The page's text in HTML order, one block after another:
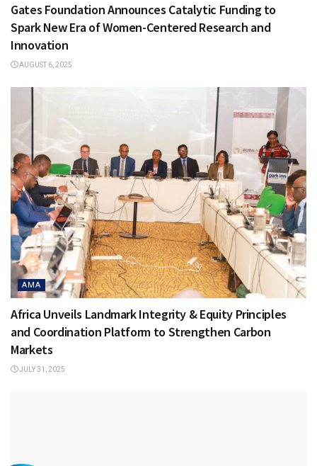
Gates Foundation Announces Catalytic Funding to
Spark New Era of Women-Centered Research and
Innovation
AUGUST 6, 2025
AMA
Africa Unveils Landmark Integrity & Equity Principles
and Coordination Platform to Strengthen Carbon
Markets
JULY 31, 2025